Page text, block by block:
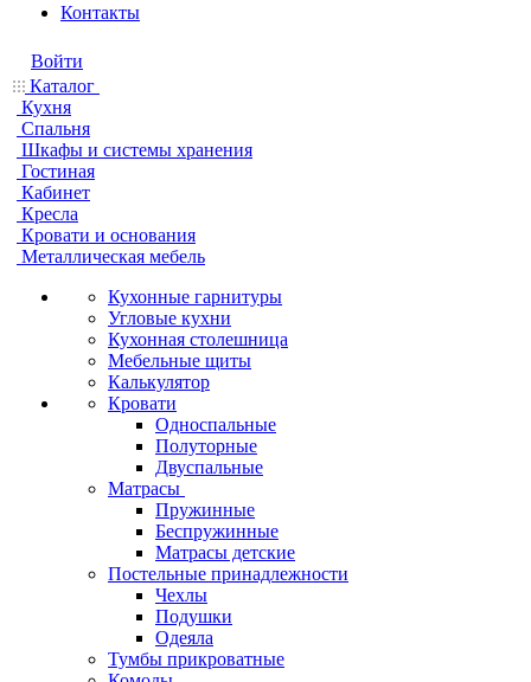
Контакты
Войти
Каталог
Кухня
Спальня
Шкафы и системы хранения
Гостиная
Кабинет
Кресла
Кровати и основания
Металлическая мебель
Кухонные гарнитуры
Угловые кухни
Кухонная столешница
Мебельные щиты
Калькулятор
Кровати
Односпальные
Полуторные
Двуспальные
Матрасы
Пружинные
Беспружинные
Матрасы детские
Постельные принадлежности
Чехлы
Подушки
Одеяла
Тумбы прикроватные